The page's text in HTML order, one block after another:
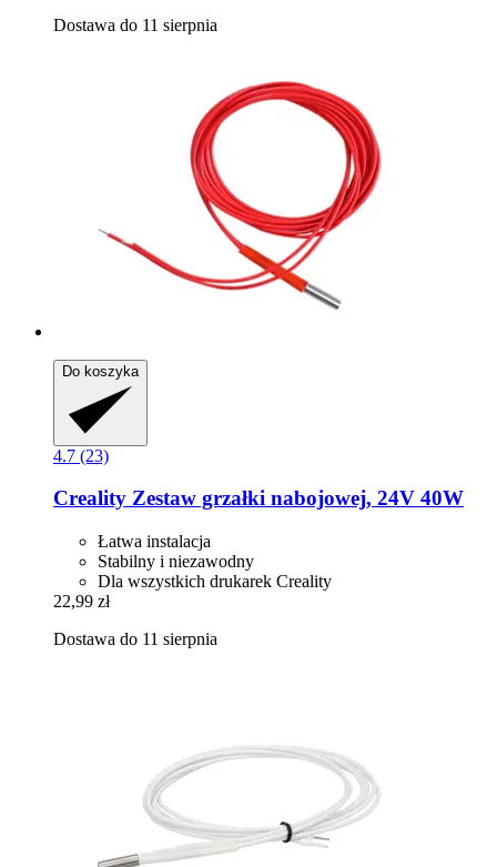
Dostawa do 11 sierpnia
Do koszyka
4.7 (23)
Creality Zestaw grzałki nabojowej, 24V 40W
Łatwa instalacja
Stabilny i niezawodny
Dla wszystkich drukarek Creality
22,99 zł
Dostawa do 11 sierpnia